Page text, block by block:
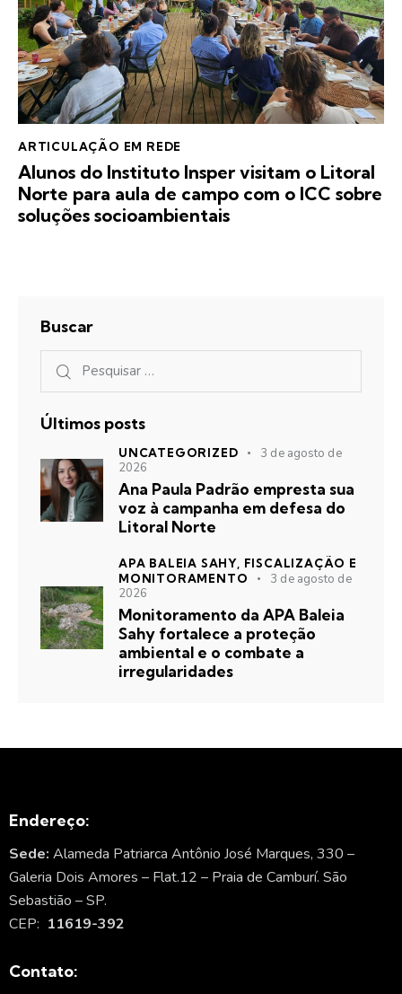
ARTICULAÇÃO EM REDE
Alunos do Instituto Insper visitam o Litoral
Norte para aula de campo com o ICC sobre
soluções socioambientais
Buscar
Últimos posts
UNCATEGORIZED
3 de agosto de
2026
Ana Paula Padrão empresta sua
voz à campanha em defesa do
Litoral Norte
APA BALEIA SAHY, FISCALIZAÇÃO E
MONITORAMENTO
3 de agosto de
2026
Monitoramento da APA Baleia
Sahy fortalece a proteção
ambiental e o combate a
irregularidades
Endereço:
Sede: Alameda Patriarca Antônio José Marques, 330 –
Galeria Dois Amores – Flat.12 – Praia de Camburí. São
Sebastião – SP.
CEP: 11619-392
Contato: